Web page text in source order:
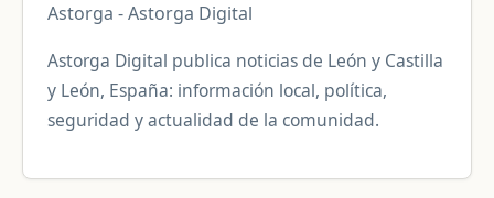
Astorga - Astorga Digital
Astorga Digital publica noticias de León y Castilla
y León, España: información local, política,
seguridad y actualidad de la comunidad.